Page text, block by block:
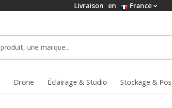
Livraison en France
Drone Éclairage & Studio Stockage &